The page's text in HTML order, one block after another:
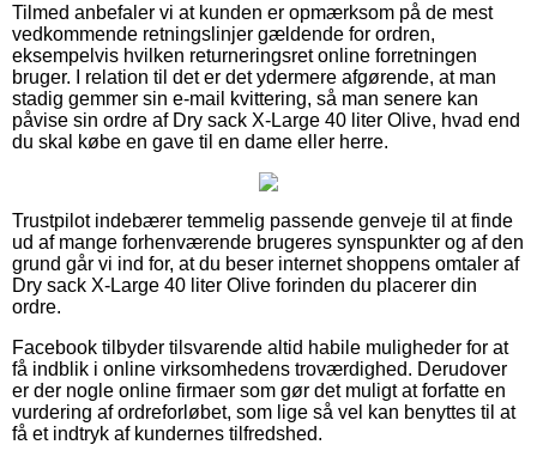
Tilmed anbefaler vi at kunden er opmærksom på de mest
vedkommende retningslinjer gældende for ordren,
eksempelvis hvilken returneringsret online forretningen
bruger. I relation til det er det ydermere afgørende, at man
stadig gemmer sin e-mail kvittering, så man senere kan
påvise sin ordre af Dry sack X-Large 40 liter Olive, hvad end
du skal købe en gave til en dame eller herre.
Trustpilot indebærer temmelig passende genveje til at finde
ud af mange forhenværende brugeres synspunkter og af den
grund går vi ind for, at du beser internet shoppens omtaler af
Dry sack X-Large 40 liter Olive forinden du placerer din
ordre.
Facebook tilbyder tilsvarende altid habile muligheder for at
få indblik i online virksomhedens troværdighed. Derudover
er der nogle online firmaer som gør det muligt at forfatte en
vurdering af ordreforløbet, som lige så vel kan benyttes til at
få et indtryk af kundernes tilfredshed.